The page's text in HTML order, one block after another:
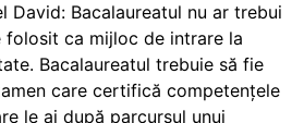
David: Bacalaureatul nu ar trebui
folosit ca mijloc de intrare la
Bacalaureatul trebuie să fie
care certifică competențele
le ai după parcursul unui